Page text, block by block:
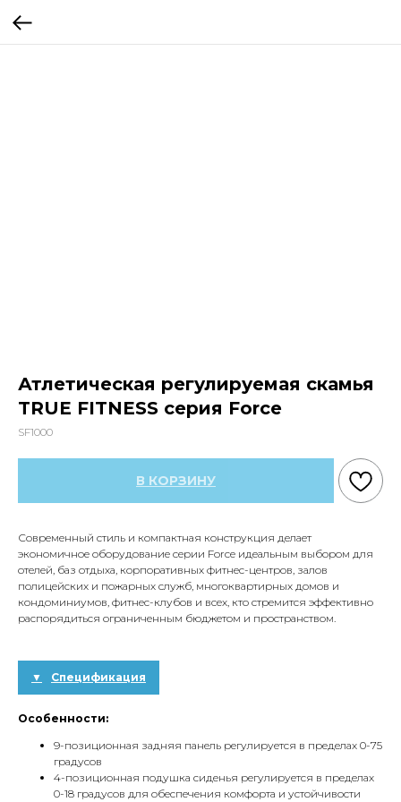
Атлетическая регулируемая скамья
TRUE FITNESS серия Force
SF1000
В КОРЗИНУ
Современный стиль и компактная конструкция делает
экономичное оборудование серии Force идеальным выбором для
отелей, баз отдыха, корпоративных фитнес-центров, залов
полицейских и пожарных служб, многоквартирных домов и
кондоминиумов, фитнес-клубов и всех, кто стремится эффективно
распорядиться ограниченным бюджетом и пространством.
Спецификация
Особенности:
9-позиционная задняя панель регулируется в пределах 0-75
градусов
4-позиционная подушка сиденья регулируется в пределах
0-18 градусов для обеспечения комфорта и устойчивости